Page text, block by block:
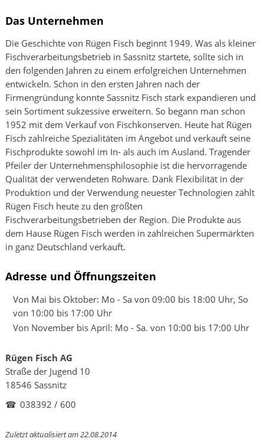
Das Unternehmen
Die Geschichte von Rügen Fisch beginnt 1949. Was als kleiner
Fischverarbeitungsbetrieb in Sassnitz startete, sollte sich in
den folgenden Jahren zu einem erfolgreichen Unternehmen
entwickeln. Schon in den ersten Jahren nach der
Firmengründung konnte Sassnitz Fisch stark expandieren und
sein Sortiment sukzessive erweitern. So begann man schon
1952 mit dem Verkauf von Fischkonserven. Heute hat Rügen
Fisch zahlreiche Spezialitäten im Angebot und verkauft seine
Fischprodukte sowohl im In- als auch im Ausland. Tragender
Pfeiler der Unternehmensphilosophie ist die hervorragende
Qualität der verwendeten Rohware. Dank Flexibilität in der
Produktion und der Verwendung neuester Technologien zählt
Rügen Fisch heute zu den größten
Fischverarbeitungsbetrieben der Region. Die Produkte aus
dem Hause Rügen Fisch werden in zahlreichen Supermärkten
in ganz Deutschland verkauft.
Adresse und Öffnungszeiten
Von Mai bis Oktober: Mo - Sa von 09:00 bis 18:00 Uhr, So
von 10:00 bis 17:00 Uhr
Von November bis April: Mo - Sa. von 10:00 bis 17:00 Uhr
Rügen Fisch AG
Straße der Jugend 10
18546 Sassnitz
☎ 038392 / 600
Zuletzt aktualisiert am 22.08.2014